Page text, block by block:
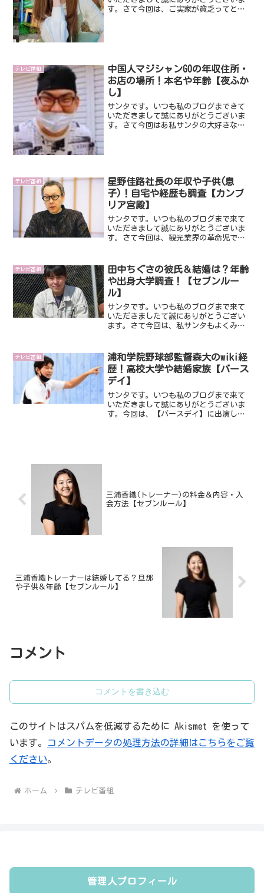
す。さて今回は、ご実家が貧乏ってとで
テレビ番組
中国人マジシャンGOの年収住所・
お店の場所！本名や年齢【夜ふか
し】
サンタです。いつも私のブログまできて
いただきまして誠にありがとうございま
す。さて今回はあ私サンタの大好きな番
テレビ番組
星野佳路社長の年収や子供(息
子)！自宅や経歴も調査【カンブ
リア宮殿】
サンタです。いつも私のブログまで来て
いただきまして誠にありがとうございま
す。さて今回は、観光業界の革命児であ
す。いったおいどんな方なのでしょう
ね。今回は、そのあたりにつ...
テレビ番組
田中ちぐさの彼氏＆結婚は？年齢
や出身大学調査！【セブンルー
ル】
サンタです。いつも私のブログまで来て
いただきましたて誠にありがとうござい
ます。さて今回は、私サンタもよくみて
さんです。いったいどんな方なのでしょ
うね。彼氏や結婚について...
テレビ番組
浦和学院野球部監督森大のwiki経
歴！高校大学や結婚家族【バース
デイ】
サンタです。いつも私のブログまで来て
いただきまして誠にありがとうございま
す。今回は、【バースデイ】に出演し話
三浦香織(トレーナー)の料金＆内容・入
会方法【セブンルール】
三浦香織トレーナーは結婚してる？旦那
や子供＆年齢【セブンルール】
コメント
コメントを書き込む
このサイトはスパムを低減するために Akismet を使って
います。
コメントデータの処理方法の詳細はこちらをご覧
ください。
ホーム テレビ番組
管理人プロフィール